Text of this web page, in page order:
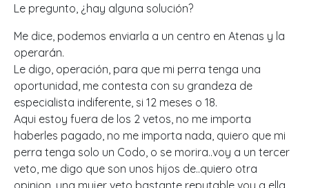
Le pregunto, ¿hay alguna solución?
Me dice, podemos enviarla a un centro en Atenas y la
operarán.
Le digo, operación, para que mi perra tenga una
oportunidad, me contesta con su grandeza de
especialista indiferente, si 12 meses o 18.
Aqui estoy fuera de los 2 vetos, no me importa
haberles pagado, no me importa nada, quiero que mi
perra tenga solo un Codo, o se morira..voy a un tercer
veto, me digo que son unos hijos de..quiero otra
opinion. una mujer veto bastante reputable voy a ella,